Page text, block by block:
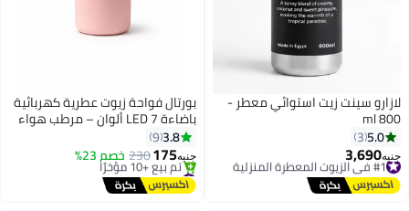
لازارو سينت زيت استوائي معطر -
800 ml
5.0
3
جنيه3,690#1 في الزيوت المعطرة المنزلية
توصيل مجاني
#1 في الزيوت المعطرة المنزلية
بورتال فواحة زيوت عطرية كهربائية
باضاءة LED 7 ألوان – مرطب هواء
ومعطر جو منزلي – ألوان متنوعة
3.8
9
جنيه175
230 خصم 23%
#8 في رذاذات الزيوت
توصيل مجاني
تم بيع +10 مؤخرًا